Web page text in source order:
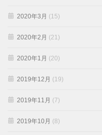
2020年3月 (15)
2020年2月 (21)
2020年1月 (20)
2019年12月 (19)
2019年11月 (7)
2019年10月 (8)